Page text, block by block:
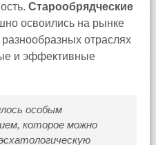
Старообрядческие
освоились на рынке
отраслях
и эффективные
особым
которое можно